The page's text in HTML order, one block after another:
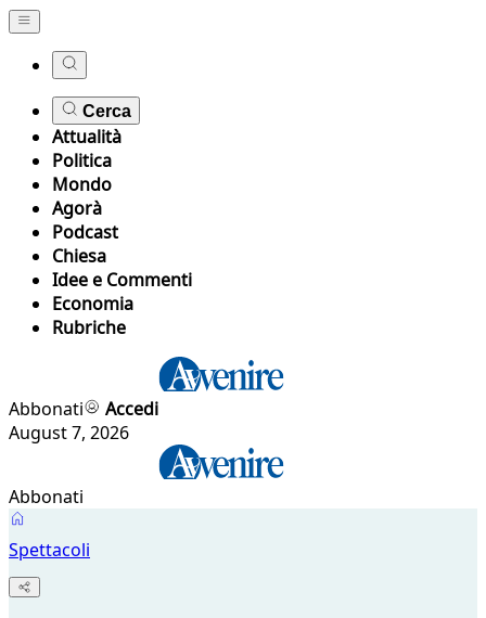
Cerca
Attualità
Politica
Mondo
Agorà
Podcast
Chiesa
Idee e Commenti
Economia
Rubriche
Abbonati
Accedi
August 7, 2026
Abbonati
Spettacoli